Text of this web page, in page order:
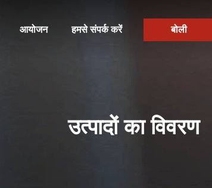
आयोजन हमसे संपर्क करें बोली
उत्पादों का विवरण